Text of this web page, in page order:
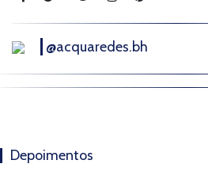
@acquaredes.bh
Depoimentos